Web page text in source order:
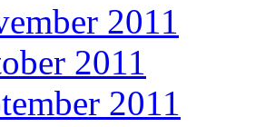
2011
2011
2011